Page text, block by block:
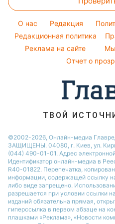
Новости Черкассы
София Ротару
Ольга Сумская
Филипп Киркоров
Все о шоу-бизнесе
Погода на завтра
Пылевая буря
Стирка
Авто
Комнатные растения
O нас Редакция
Редакционная политика
Реклама на сайте
Мы
Отчет о
ТВОЙ
©2002-2026, Онлайн-медиа
ЗАЩИЩЕНЫ. 04080, г. Киев, ул.
(044) 490-01-01. Адрес
Идентификатор онлайн-медиа в
R40-01822. Перепечатка,
информации, содержащей ссылку
либо виде запрещено.
разрешается при условии ссылки
изданий обязательна прямая,
гиперссылка в первом абзаце на
плашками «Реклама», «Новости